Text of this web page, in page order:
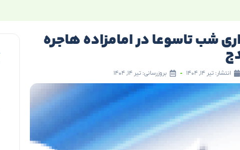
شب تاسوعا در امامزاده هاجره
انتشار: تیر ۱۴, ۱۴۰۴ بروزرسانی: تیر ۱۴, ۱۴۰۴